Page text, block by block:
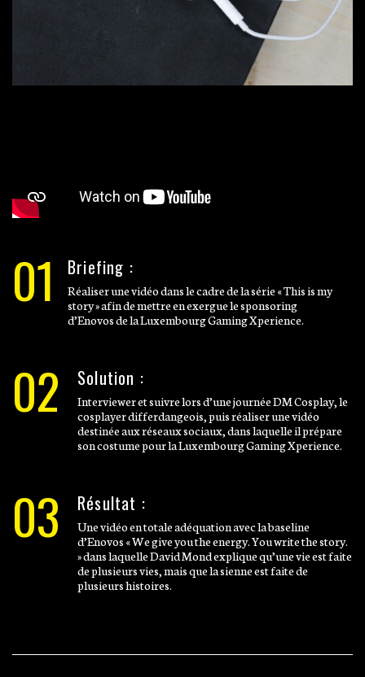
01 Briefing :
Réaliser une vidéo dans le cadre de la série « This is my
story » afin de mettre en exergue le sponsoring
d’Enovos de la Luxembourg Gaming Xperience.
02 Solution :
Interviewer et suivre lors d’une journée DM Cosplay, le
cosplayer differdangeois, puis réaliser une vidéo
destinée aux réseaux sociaux, dans laquelle il prépare
son costume pour la Luxembourg Gaming Xperience.
03 Résultat :
Une vidéo en totale adéquation avec la baseline
d’Enovos « We give you the energy. You write the story.
» dans laquelle David Mond explique qu’une vie est faite
de plusieurs vies, mais que la sienne est faite de
plusieurs histoires.